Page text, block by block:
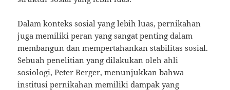
Dalam konteks sosial yang lebih luas, pernikahan
juga memiliki peran yang sangat penting dalam
membangun dan mempertahankan stabilitas sosial.
Sebuah penelitian yang dilakukan oleh ahli
sosiologi, Peter Berger, menunjukkan bahwa
institusi pernikahan memiliki dampak yang